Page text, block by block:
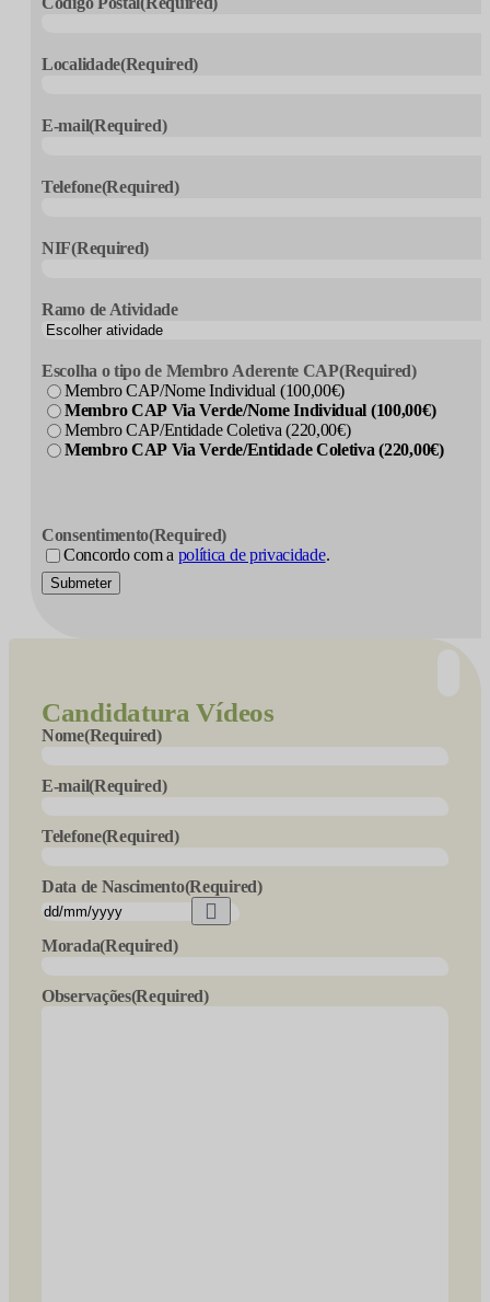
Localidade(Required)
E-mail(Required)
Telefone(Required)
NIF(Required)
Ramo de Atividade
Escolha o tipo de Membro Aderente CAP(Required)
Membro CAP/Nome Individual (100,00€)
Membro CAP Via Verde/Nome Individual (100,00€)
Membro CAP/Entidade Coletiva (220,00€)
Membro CAP Via Verde/Entidade Coletiva (220,00€)
Consentimento(Required)
Concordo com a política de privacidade.
Submeter
CandidaturaVídeos
Nome(Required)
E-mail(Required)
Telefone(Required)
Data de Nascimento(Required)
Morada(Required)
Observações(Required)